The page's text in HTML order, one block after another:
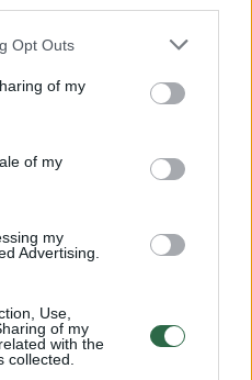
Opt Outs
of my
of my
my
Advertising.
Use,
of my
with the
collected.
00:00:57
temperatūra kils iki
bandymu įsitvirtinti